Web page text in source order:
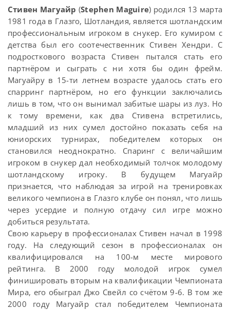
Стивен Магуайр (Stephen Maguire) родился 13 марта
1981 года в Глазго, Шотландия, является шотландским
профессиональным игроком в снукер. Его кумиром с
детства был его соотечественник Стивен Хендри. С
подросткового возраста Стивен пытался стать его
партнёром и сыграть с ни хотя бы один фрейм.
Магуайру в 15-ти летнем возрасте удалось стать его
спарринг партнёром, но его функции заключались
лишь в том, что он вынимал забитые шары из луз. Но
к тому времени, как два Стивена встретились,
младший из них сумел достойно показать себя на
юниорских турнирах, победителем которых он
становился неоднократно. Спаринг с величайшим
игроком в снукер дал необходимый толчок молодому
шотландскому игроку. В будущем Магуайр
признается, что наблюдая за игрой на тренировках
великого чемпиона в Глазго клубе он понял, что лишь
через усердие и полную отдачу сил игре можно
добиться результата.
Свою карьеру в профессионалах Стивен начал в 1998
году. На следующий сезон в профессионалах он
квалифицировался на 100-м месте мирового
рейтинга. В 2000 году молодой игрок сумел
финишировать вторым на квалификации Чемпионата
Мира, его обыграл Джо Свейл со счётом 9-6. В том же
2000 году Магуайр стал победителем Чемпионата